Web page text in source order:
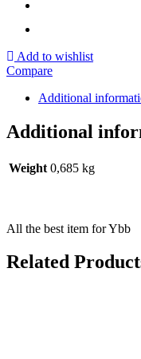
Add to wishlist
Compare
Additional
Additional
Weight 0,685 kg
All the best item for Ybb
Related